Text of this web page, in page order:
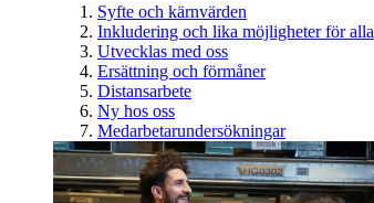
Syfte och kärnvärden
Inkludering och lika möjligheter för alla
Utvecklas med oss
Ersättning och förmåner
Distansarbete
Ny hos oss
Medarbetarundersökningar